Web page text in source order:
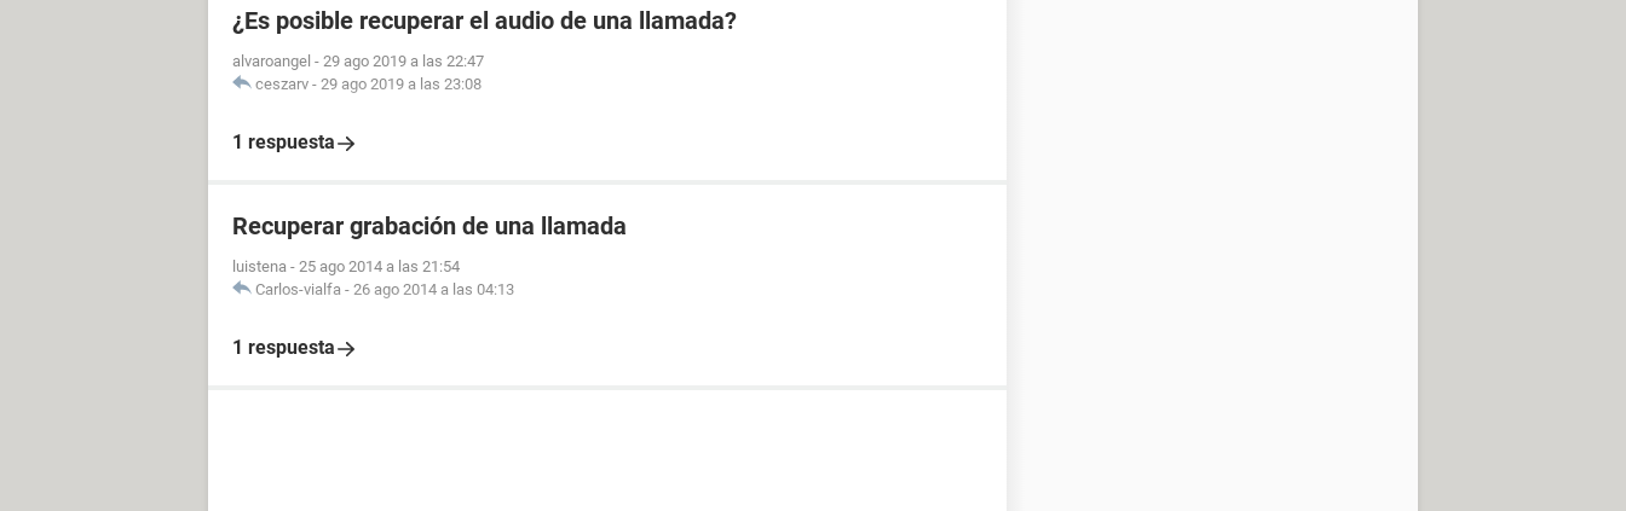
¿Es posible recuperar el audio de una llamada?
alvaroangel - 29 ago 2019 a las 22:47
ceszarv - 29 ago 2019 a las 23:08
1 respuesta
Recuperar grabación de una llamada
luistena - 25 ago 2014 a las 21:54
Carlos-vialfa - 26 ago 2014 a las 04:13
1 respuesta